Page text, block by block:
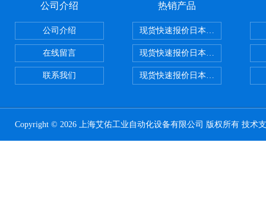
公司介绍
公司介绍
在线留言
联系我们
热销产品
现货快速报价日本SMC气动元件
现货快速报价日本SMC 气动元件
现货快速报价日本SMC气动元件
Copyright © 2026 上海艾佑工业自动化设备有限公司 版权所有 技术